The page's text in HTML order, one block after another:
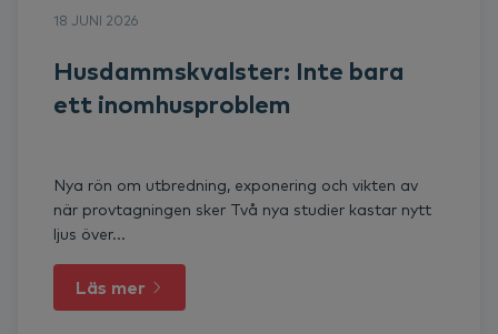
18 JUNI 2026
Husdammskvalster: Inte bara
ett inomhusproblem
Nya rön om utbredning, exponering och vikten av
när provtagningen sker Två nya studier kastar nytt
ljus över...
Läs mer